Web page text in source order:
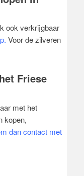
ook verkrijgbaar
Voor de zilveren
Friese
met het
kopen,
dan contact met